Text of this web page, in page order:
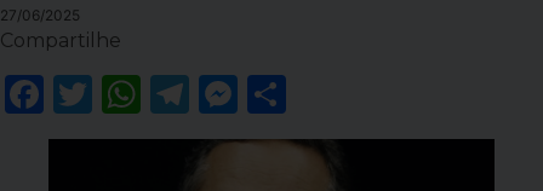
27/06/2025
Compartilhe
Facebook
Twitter
WhatsApp
Telegram
Messenger